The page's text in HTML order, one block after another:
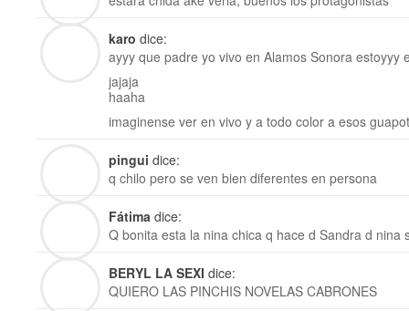
karo dice:
ayyy que padre yo vivo en Alamos Sonora estoyyy
jajaja
haaha
imaginense ver en vivo y a todo color a esos
pingui dice:
q chilo pero se ven bien diferentes en persona
Fátima dice:
Q bonita esta la nina chica q hace d Sandra d nina
BERYL LA SEXI dice:
QUIERO LAS PINCHIS NOVELAS CABRONES